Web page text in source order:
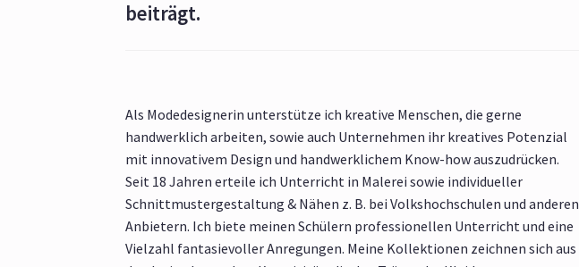
beiträgt.
Als Modedesignerin unterstütze ich kreative Menschen, die gerne
handwerklich arbeiten, sowie auch Unternehmen ihr kreatives Potenzial
mit innovativem Design und handwerklichem Know-how auszudrücken.
Seit 18 Jahren erteile ich Unterricht in Malerei sowie individueller
Schnittmustergestaltung & Nähen z. B. bei Volkshochschulen und anderen
Anbietern. Ich biete meinen Schülern professionellen Unterricht und eine
Vielzahl fantasievoller Anregungen. Meine Kollektionen zeichnen sich aus